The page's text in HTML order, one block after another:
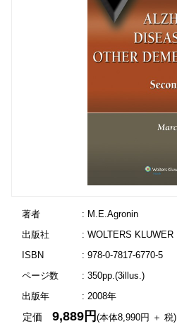
著者
: M.E.Agronin
出版社
: WOLTERS KLUWER
ISBN
: 978-0-7817-6770-5
ページ数
: 350pp.(3illus.)
出版年
: 2008年
定価9,889円(本体8,990円 ＋ 税)